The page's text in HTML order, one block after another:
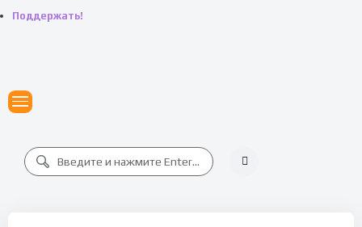
Поддержать!